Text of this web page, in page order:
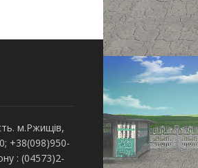
м.Ржищів,
+38(098)950-
: (04573)2-